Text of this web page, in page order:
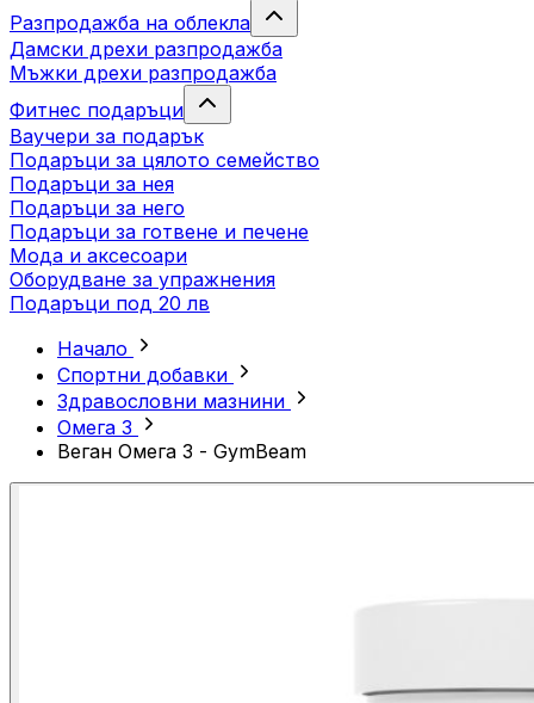
Разпродажба на облекла
Дамски дрехи разпродажба
Мъжки дрехи разпродажба
Фитнес подаръци
Ваучери за подарък
Подаръци за цялото семейство
Подаръци за нея
Подаръци за него
Подаръци за готвене и печене
Мода и аксесоари
Оборудване за упражнения
Подаръци под 20 лв
Начало
Спортни добавки
Здравословни мазнини
Омега 3
Веган Омега 3 - GymBeam